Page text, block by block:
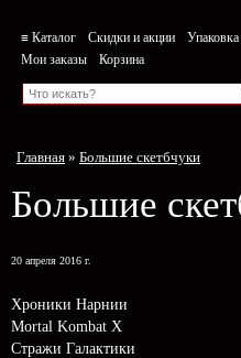
≡ Каталог Скидки и акции Упаковка
Мои заказы
Корзина
Главная » Большие скетбчуки
Большие
20 апреля 2016 г.
Хроники Нарнии
Mortal Kombat X
Стражи Галактики